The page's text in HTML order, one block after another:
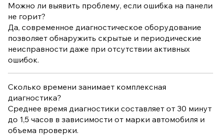
Можно ли выявить проблему, если ошибка на панели
не горит?
Да, современное диагностическое оборудование
позволяет обнаружить скрытые и периодические
неисправности даже при отсутствии активных
ошибок.
Сколько времени занимает комплексная
диагностика?
Среднее время диагностики составляет от 30 минут
до 1,5 часов в зависимости от марки автомобиля и
объема проверки.